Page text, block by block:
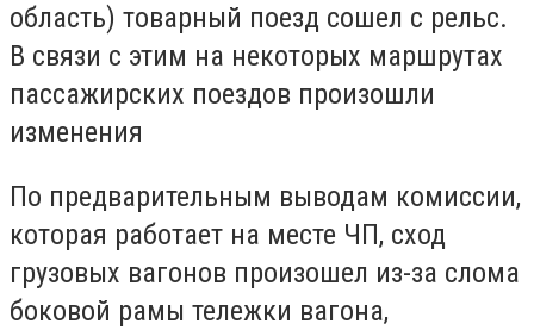
область) товарный поезд сошел с рельс.
В связи с этим на некоторых маршрутах
пассажирских поездов произошли
изменения
По предварительным выводам комиссии,
которая работает на месте ЧП, сход
грузовых вагонов произошел из-за слома
боковой рамы тележки вагона,